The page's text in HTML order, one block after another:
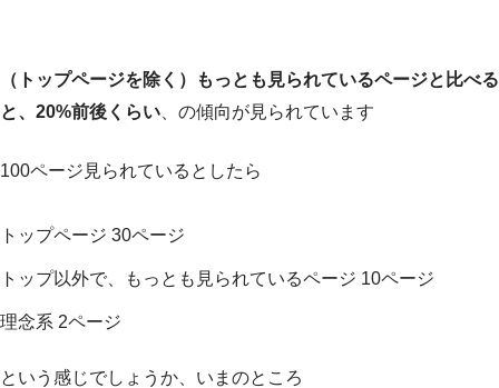
（トップページを除く）もっとも見られているページと比べる
と、20%前後くらい 、の傾向が見られています
100ページ見られているとしたら
トップページ 30ページ
トップ以外で、もっとも見られているページ 10ページ
理念系 2ページ
という感じでしょうか、いまのところ